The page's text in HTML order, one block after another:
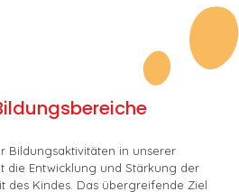
Bildungsaktivitäten in unserer
die Entwicklung und Stärkung der
des Kindes. Das übergreifende Ziel